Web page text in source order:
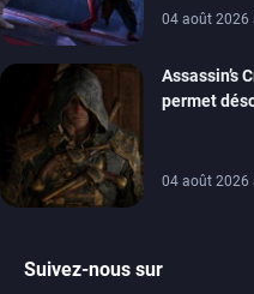
04 août 2026
Assassin’s
permet
04 août 2026
Suivez-nous sur